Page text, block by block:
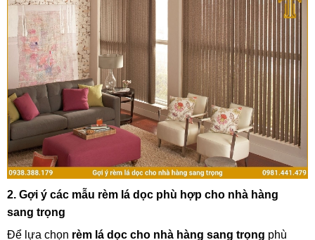
2. Gợi ý các mẫu rèm lá dọc phù hợp cho nhà hàng
sang trọng
Để lựa chọn rèm lá dọc cho nhà hàng sang trọng phù